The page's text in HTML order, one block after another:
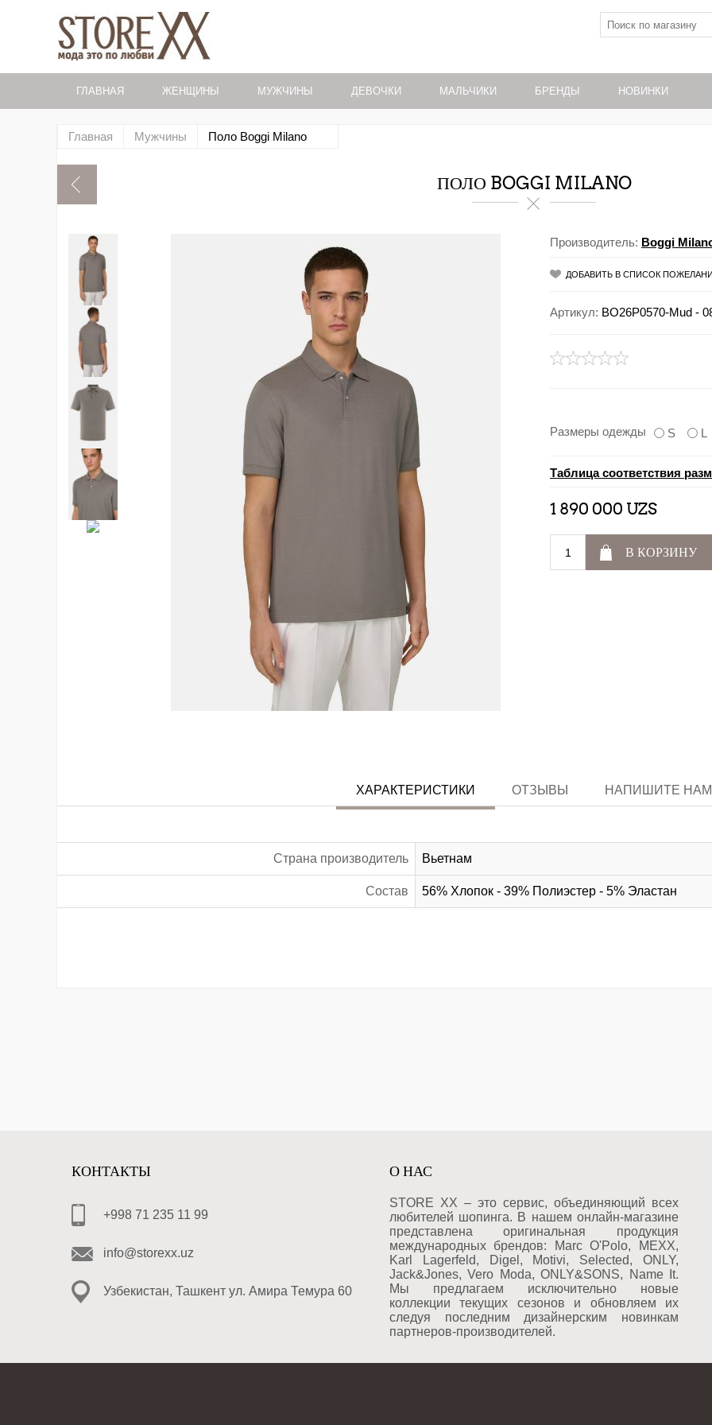
ГЛАВНАЯ ЖЕНЩИНЫ МУЖЧИНЫ ДЕВОЧКИ МАЛЬЧИКИ БРЕНДЫ НОВИНКИ
Главная Мужчины Поло Boggi Milano
ПОЛО BOGGI MILANO
Производитель: Boggi
ДОБАВИТЬ В СПИСОК
Артикул: BO26P0570-Mud -
Размеры одежды S L
Таблица соответствия
1 890 000 UZS
В КОРЗИНУ
ХАРАКТЕРИСТИКИ ОТЗЫВЫ НАПИШИТЕ НАМ
Страна производитель Вьетнам
Состав 56% Хлопок - 39% Полиэстер - 5% Эластан
КОНТАКТЫ
+998 71 235 11 99
info@storexx.uz
Узбекистан, Ташкент ул. Амира Темура 60
О НАС
STORE XX – это сервис, объединяющий всех
любителей шопинга. В нашем онлайн-магазине
представлена оригинальная продукция
международных брендов: Marc O'Polo, MEXX,
Karl Lagerfeld, Digel, Motivi, Selected, ONLY,
Jack&Jones, Vero Moda, ONLY&SONS, Name It.
Мы предлагаем исключительно новые
коллекции текущих сезонов и обновляем их
следуя последним дизайнерским новинкам
партнеров-производителей.